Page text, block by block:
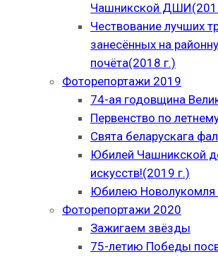
Чашникской
Чествование лучших
занесённых на
почёта(2018 г.)
Фоторепортажи 2019
74-ая годовщина
Первенство по
Свята беларускага
Юбилей Чашникской
искусств!(2019 г.)
Юбилею Новолукомля
Фоторепортажи 2020
Зажигаем звёзды
75-летию Победы